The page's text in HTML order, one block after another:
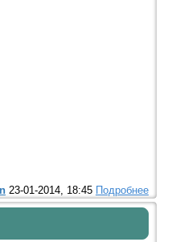
23-01-2014, 18:45 Подробнее